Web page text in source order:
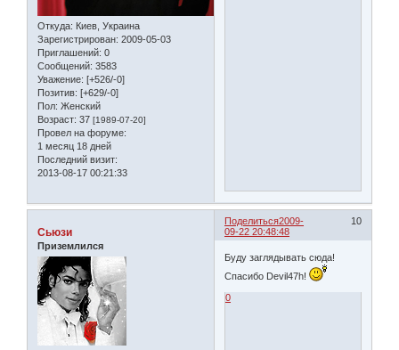
Откуда: Киев, Украина
Зарегистрирован: 2009-05-03
Приглашений: 0
Сообщений: 3583
Уважение: [+526/-0]
Позитив: [+629/-0]
Пол: Женский
Возраст: 37 [1989-07-20]
Провел на форуме:
1 месяц 18 дней
Последний визит:
2013-08-17 00:21:33
Поделиться 10
2009-
09-22 20:48:48
Сьюзи
Приземлился
Буду заглядывать сюда!
Спасибо Devil47h!
0